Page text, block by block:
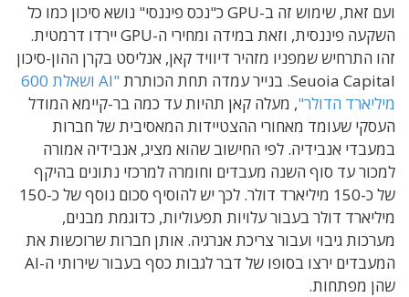
ועם זאת, שימוש זה ב-GPU כ"נכס פיננסי" נושא סיכון כמו כל
השקעה פיננסית, וזאת במידה ומחירי ה-GPU יירדו דרמטית.
זהו התרחיש שמפניו מזהיר דיוויד קאן, אנליסט בקרן ההון-סיכון
Seuoia Capital. בנייר עמדה תחת הכותרת
"AI ושאלת 600
מיליארד הדולר", מעלה קאן תהיות עד כמה בר-קיימא המודל
העסקי שעומד מאחורי ההצטיידות המאסיבית של חברות
במעבדי אנבידיה. לפי החישוב שהוא מציג, אנבידיה אמורה
למכור עד סוף השנה מעבדים וחומרה למרכזי נתונים בהיקף
של כ-150 מיליארד דולר. לכך יש להוסיף סכום נוסף של כ-150
מיליארד דולר בעבור עלויות תפעוליות, כדוגמת מבנים,
מערכות גיבוי ועבור צריכת אנרגיה. אותן חברות שרוכשות את
המעבדים ירצו בסופו של דבר לגבות כסף בעבור שירותי ה-AI
שהן מפתחות.